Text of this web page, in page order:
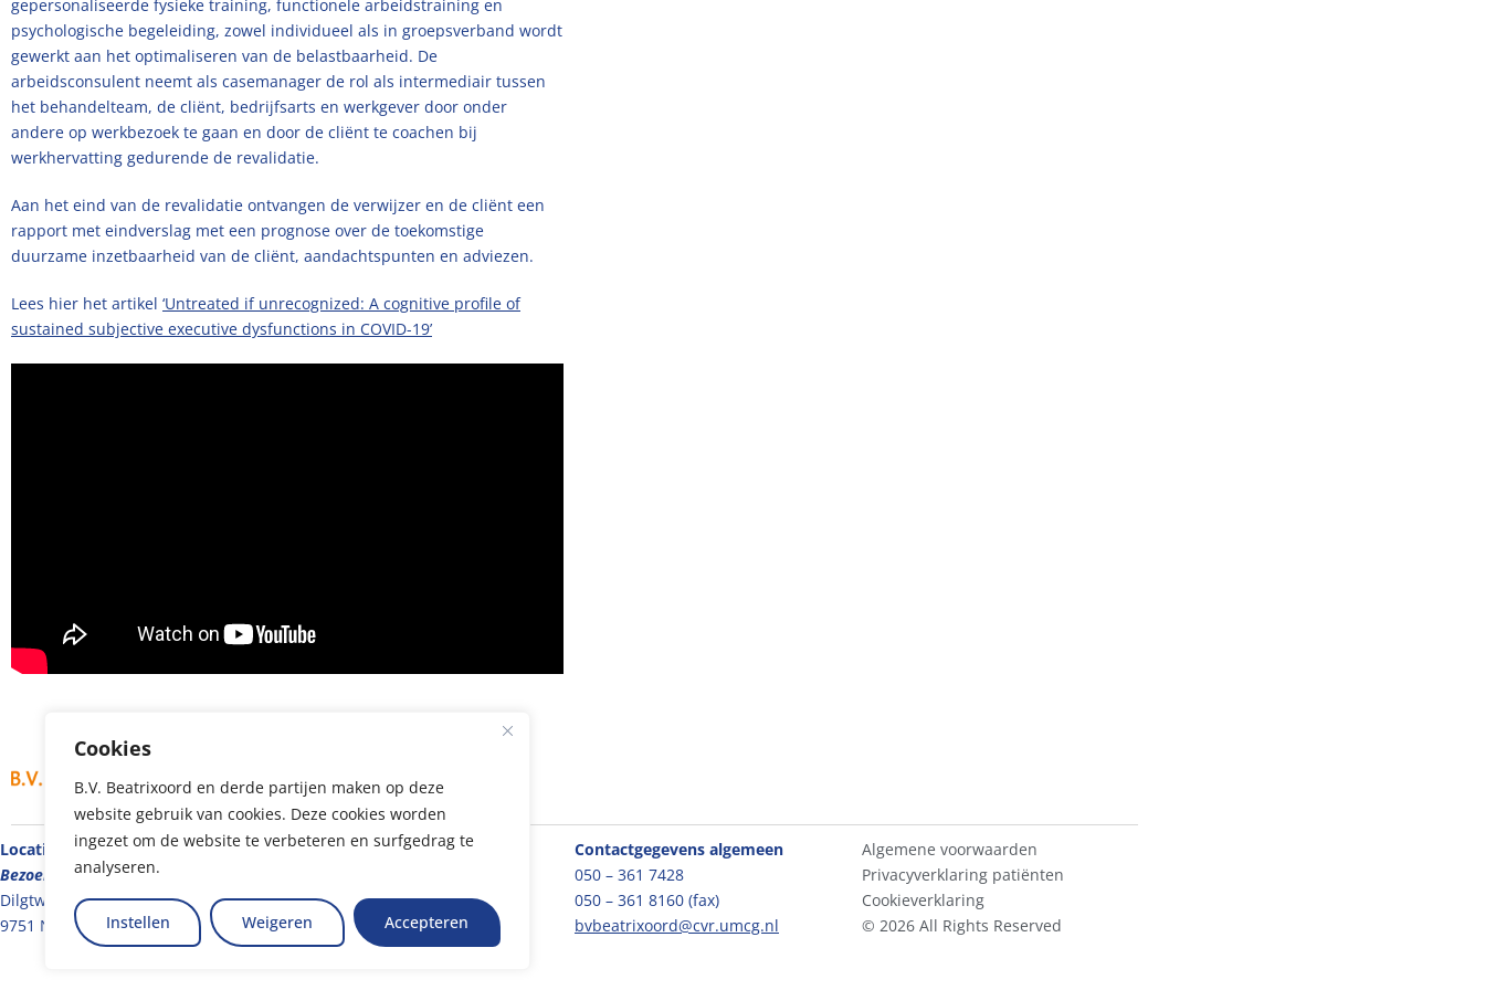
Cookies
B.V. Beatrixoord en derde partijen maken op deze
website gebruik van cookies. Deze cookies worden
ingezet om de website te verbeteren en surfgedrag te
analyseren.
Instellen Weigeren Accepteren
gepersonaliseerde fysieke training, functionele arbeidstraining en
psychologische begeleiding, zowel individueel als in groepsverband wordt
gewerkt aan het optimaliseren van de belastbaarheid. De
arbeidsconsulent neemt als casemanager de rol als intermediair tussen
het behandelteam, de cliënt, bedrijfsarts en werkgever door onder
andere op werkbezoek te gaan en door de cliënt te coachen bij
werkhervatting gedurende de revalidatie.
Aan het eind van de revalidatie ontvangen de verwijzer en de cliënt een
rapport met eindverslag met een prognose over de toekomstige
duurzame inzetbaarheid van de cliënt, aandachtspunten en adviezen.
Lees hier het artikel ‘Untreated if unrecognized: A cognitive profile of
sustained subjective executive dysfunctions in COVID-19’
Locatie Beatrixoord
Bezoekadres
Dilgtweg 5
9751 ND Haren
Locatie Groningen
Verlengde Meeuwerderweg 3
9723 ZM Groningen
Contactgegevens algemeen
050 – 361 7428
050 – 361 8160 (fax)
bvbeatrixoord@cvr.umcg.nl
Algemene voorwaarden
Privacyverklaring patiënten
Cookieverklaring
© 2026 All Rights Reserved